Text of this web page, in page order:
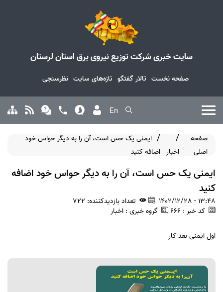
صفحه نخست تالار گفتگو تازه‌های سایت نظرسنجی
سایت خبری شرکت توزیع نیروی برق استان لرستان
En
صفحه
اصلی
اخبار
ایمنی یک حس است، آن را به دیگر حواس خود
اضافه کنید
ایمنی یک حس است، آن را به دیگر حواس خود اضافه
کنید
1402/12/28 - 13:48
تعداد بازدیدکننده: 722
کد خبر : 666
گروه خبری : اخبار
اول ایمنی بعد کار